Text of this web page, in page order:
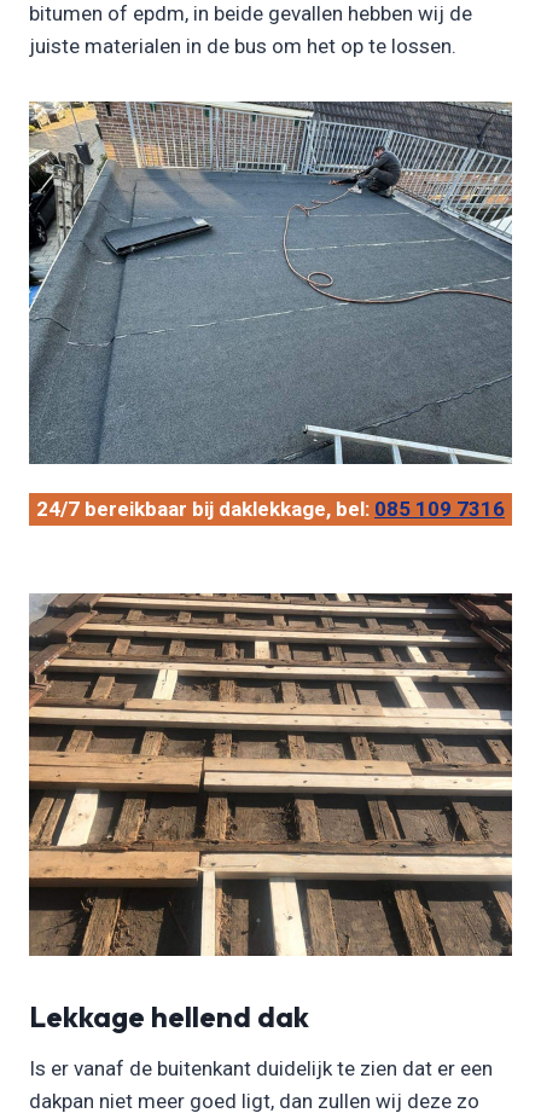
bitumen of epdm, in beide gevallen hebben wij de
juiste materialen in de bus om het op te lossen.
24/7 bereikbaar bij daklekkage, bel: 085 109 7316
Lekkage hellend dak
Is er vanaf de buitenkant duidelijk te zien dat er een
dakpan niet meer goed ligt, dan zullen wij deze zo